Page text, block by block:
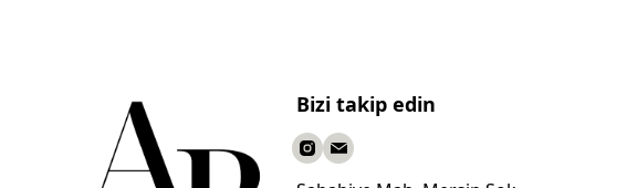
Bizi takip edin